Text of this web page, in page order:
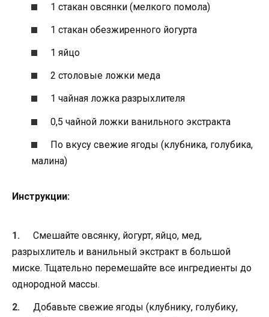
1 стакан овсянки (мелкого помола)
1 стакан обезжиренного йогурта
1 яйцо
2 столовые ложки меда
1 чайная ложка разрыхлителя
0,5 чайной ложки ванильного экстракта
По вкусу свежие ягоды (клубника, голубика,
малина)
Инструкции:
Смешайте овсянку, йогурт, яйцо, мед,
разрыхлитель и ванильный экстракт в большой
миске. Тщательно перемешайте все ингредиенты до
однородной массы.
Добавьте свежие ягоды (клубнику, голубику,